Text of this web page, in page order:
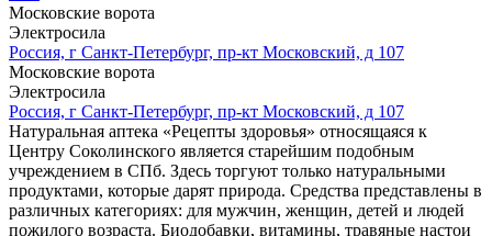
Московские ворота
Электросила
Россия, г Санкт-Петербург, пр-кт Московский, д 107
Московские ворота
Электросила
Россия, г Санкт-Петербург, пр-кт Московский, д 107
Натуральная аптека «Рецепты здоровья» относящаяся к
Центру Соколинского является старейшим подобным
учреждением в СПб. Здесь торгуют только натуральными
продуктами, которые дарят природа. Средства представлены в
различных категориях: для мужчин, женщин, детей и людей
пожилого возраста. Биодобавки, витамины, травяные настои